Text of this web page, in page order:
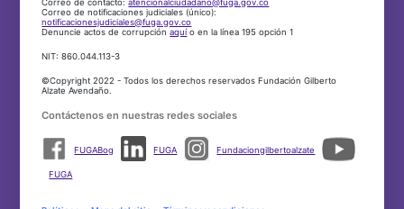
Correo de contacto:atencionalciudadano@fuga.gov.co
Correo de notificaciones judiciales (único):
notificacionesjudiciales@fuga.gov.co
Denuncie actos de corrupciónaquío en la línea 195 opción 1
NIT: 860.044.113-3
©Copyright 2022 - Todos los derechos reservados Fundación Gilberto
Alzate Avendaño.
Contáctenos en nuestras redes sociales
FUGABog FUGA Fundaciongilbertoalzate
FUGA